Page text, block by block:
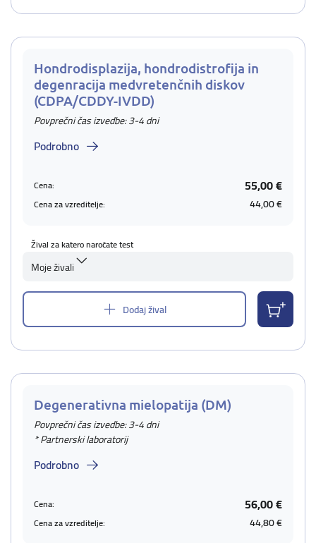
Hondrodisplazija, hondrodistrofija in
degenracija medvretenčnih diskov
(CDPA/CDDY-IVDD)
Povprečni čas izvedbe: 3-4 dni
Podrobno
Cena: 55,00 €
Cena za vzreditelje: 44,00 €
Žival za katero naročate test
Moje živali
Dodaj žival
Degenerativna mielopatija (DM)
Povprečni čas izvedbe: 3-4 dni
* Partnerski laboratorij
Podrobno
Cena: 56,00 €
Cena za vzreditelje: 44,80 €